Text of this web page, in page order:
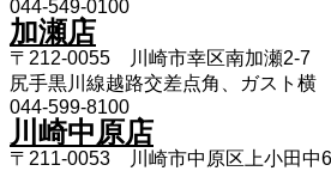
044-549-0100
加瀬店
〒212-0055 川崎市幸区南加瀬2-7
尻手黒川線越路交差点角、ガスト横
044-599-8100
川崎中原店
〒211-0053 川崎市中原区上小田中